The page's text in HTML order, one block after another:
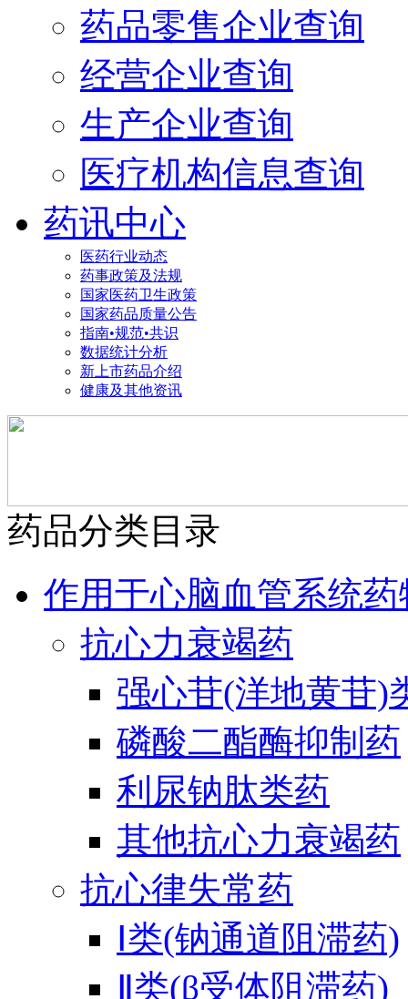
药品零售企业查询
经营企业查询
生产企业查询
医疗机构信息查询
药讯中心
医药行业动态
药事政策及法规
国家医药卫生政策
国家药品质量公告
指南•规范•共识
数据统计分析
新上市药品介绍
健康及其他资讯
药品分类目录
作用于心脑血管系统药
抗心力衰竭药
强心苷(洋地黄苷)
磷酸二酯酶抑制药
利尿钠肽类药
其他抗心力衰竭药
抗心律失常药
Ⅰ类(钠通道阻滞药)
Ⅱ类(β受体阻滞药)